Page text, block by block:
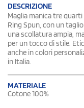
DESCRIZIONE
Maglia manica tre
Ring Spun, con un
una scollatura ampia,
per un tocco di stile.
anche in colori
in Italia.
MATERIALE
Cotone 100%